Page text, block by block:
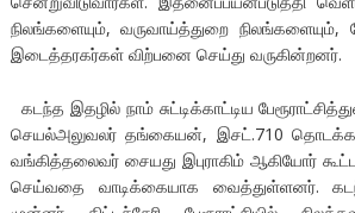
நிலங்களையும், வருவாய்த்துறை நிலங்களையும்,
இடைத்தரகர்கள் விற்பனை செய்து வருகின்றனர்.
கடந்த இதழில் நாம் சுட்டிக்காட்டிய
செயல்அலுவலர் தங்கையன், இசட்.710 தொடக்க
வங்கித்தலைவர் சையது இபுராகிம் ஆகியோர்
செய்வதை வாடிக்கையாக வைத்துள்ளனர்.